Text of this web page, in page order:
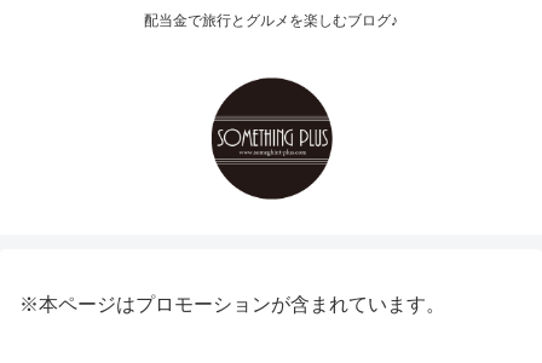
配当金で旅行とグルメを楽しむブログ♪
※本ページはプロモーションが含まれています。